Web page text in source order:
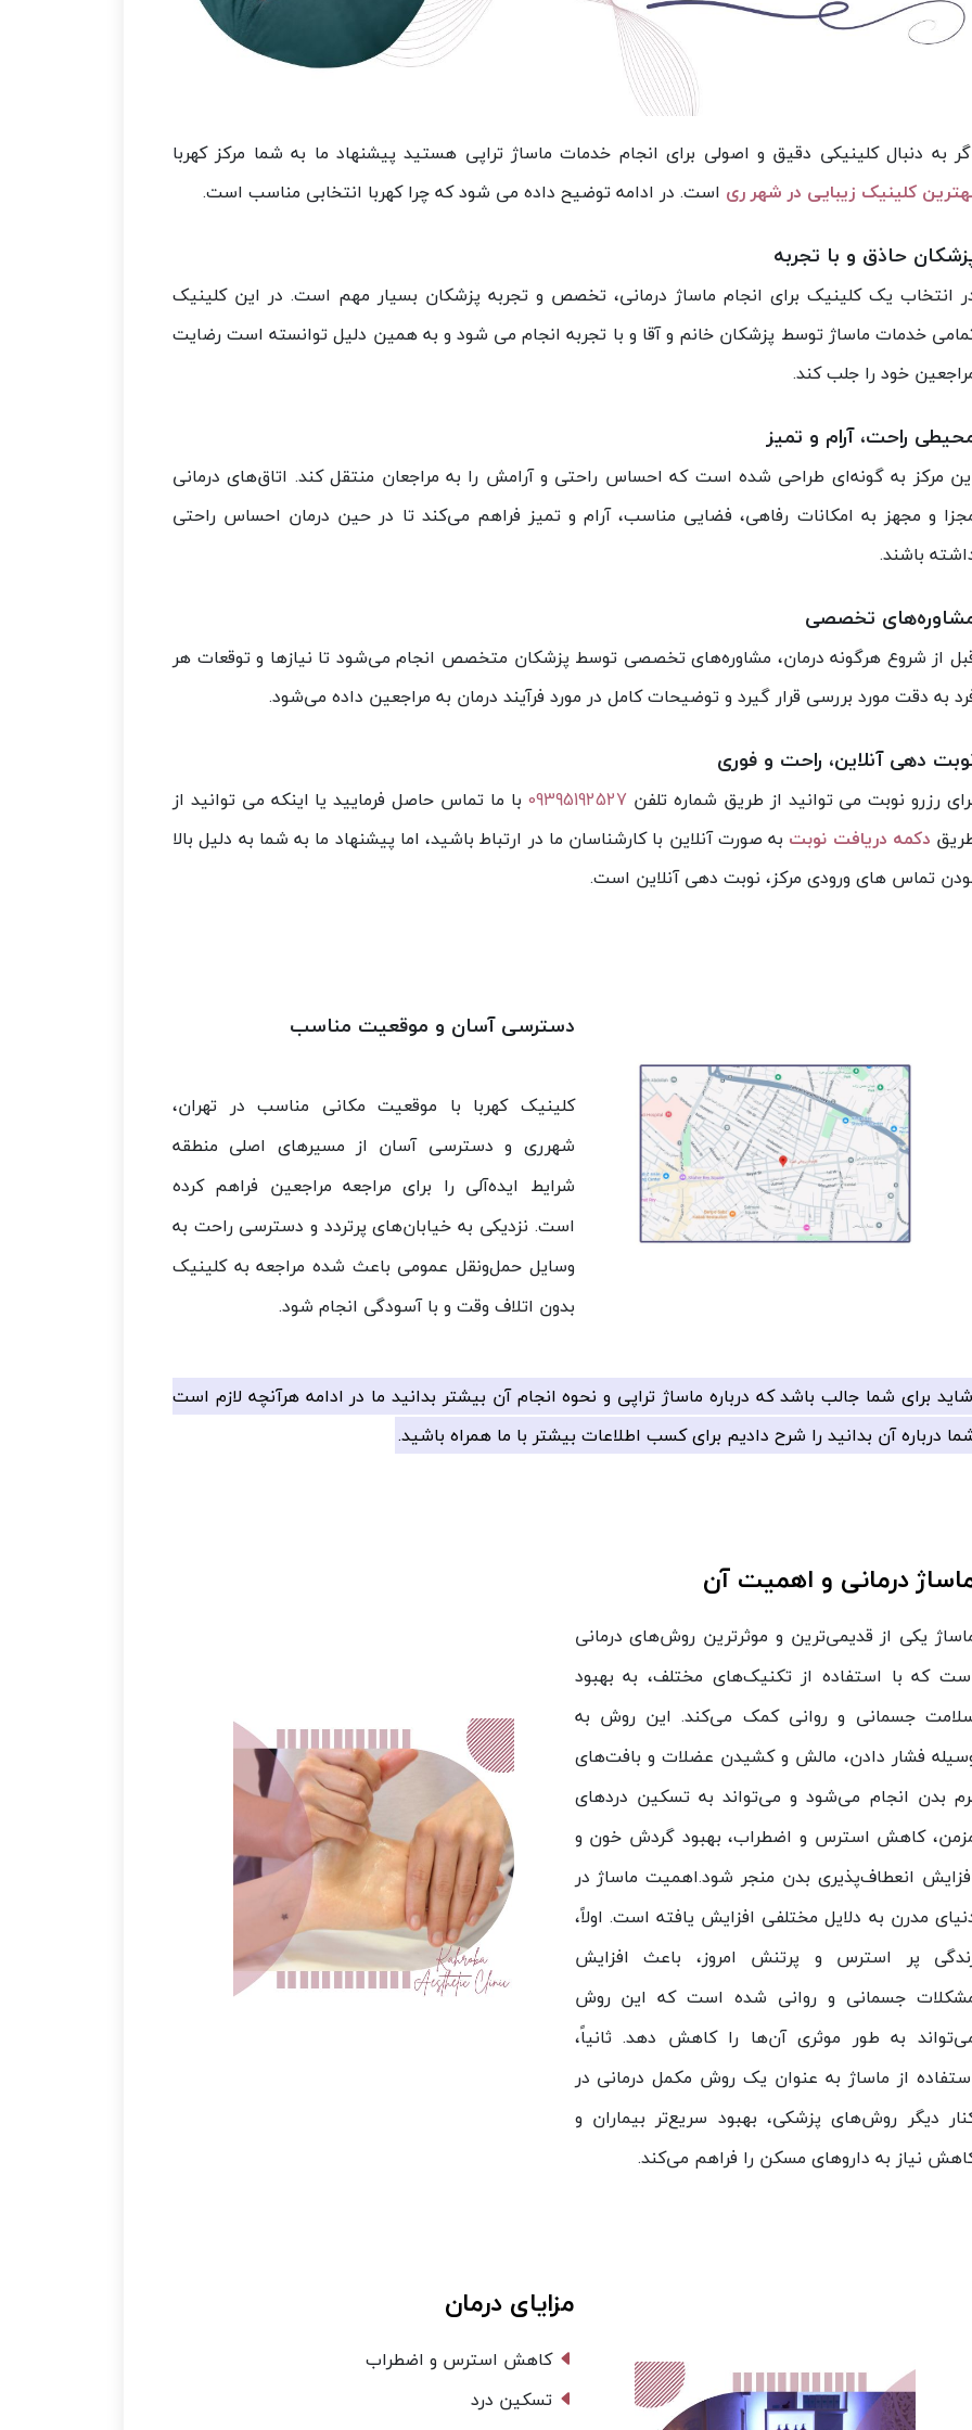
به دنبال کلینیکی دقیق و اصولی برای انجام خدمات ماساژ تراپی هستید پیشنهاد ما به شما مرکز کهربا
کلینیک زیبایی در شهر ری است. در ادامه توضیح داده می شود که چرا کهربا انتخابی مناسب است.
حاذق و با تجربه
انتخاب یک کلینیک برای انجام ماساژ درمانی، تخصص و تجربه پزشکان بسیار مهم است. در این کلینیک
خدمات ماساژ توسط پزشکان خانم و آقا و با تجربه انجام می شود و به همین دلیل توانسته است رضایت
خود را جلب کند.
راحت، آرام و تمیز
مرکز به گونه‌ای طراحی شده است که احساس راحتی و آرامش را به مراجعان منتقل کند. اتاق‌های درمانی
و مجهز به امکانات رفاهی، فضایی مناسب، آرام و تمیز فراهم می‌کند تا در حین درمان احساس راحتی
باشند.
تخصصی
از شروع هرگونه درمان، مشاوره‌های تخصصی توسط پزشکان متخصص انجام می‌شود تا نیازها و توقعات هر
به دقت مورد بررسی قرار گیرد و توضیحات کامل در مورد فرآیند درمان به مراجعین داده می‌شود.
دهی آنلاین، راحت و فوری
رزرو نوبت می توانید از طریق شماره تلفن 09395192527 با ما تماس حاصل فرمایید یا اینکه می توانید از
دکمه دریافت نوبت به صورت آنلاین با کارشناسان ما در ارتباط باشید، اما پیشنهاد ما به شما به دلیل بالا
تماس های ورودی مرکز، نوبت دهی آنلاین است.
دسترسی آسان و موقعیت مناسب
کلینیک کهربا با موقعیت مکانی مناسب در تهران،
شهرری و دسترسی آسان از مسیرهای اصلی منطقه
شرایط ایده‌آلی را برای مراجعه مراجعین فراهم کرده
است. نزدیکی به خیابان‌های پرتردد و دسترسی راحت به
وسایل حمل‌ونقل عمومی باعث شده مراجعه به کلینیک
بدون اتلاف وقت و با آسودگی انجام شود.
شاید برای شما جالب باشد که درباره ماساژ تراپی و نحوه انجام آن بیشتر بدانید ما در ادامه هرآنچه لازم است
درباره آن بدانید را شرح دادیم برای کسب اطلاعات بیشتر با ما همراه باشید.
درمانی و اهمیت آن
یکی از قدیمی‌ترین و موثرترین روش‌های درمانی
که با استفاده از تکنیک‌های مختلف، به بهبود
جسمانی و روانی کمک می‌کند. این روش به
فشار دادن، مالش و کشیدن عضلات و بافت‌های
بدن انجام می‌شود و می‌تواند به تسکین دردهای
کاهش استرس و اضطراب، بهبود گردش خون و
انعطاف‌پذیری بدن منجر شود.اهمیت ماساژ در
مدرن به دلایل مختلفی افزایش یافته است. اولاً،
پر استرس و پرتنش امروز، باعث افزایش
جسمانی و روانی شده است که این روش
به طور موثری آن‌ها را کاهش دهد. ثانیاً،
از ماساژ به عنوان یک روش مکمل درمانی در
دیگر روش‌های پزشکی، بهبود سریع‌تر بیماران و
نیاز به داروهای مسکن را فراهم می‌کند.
مزایای درمان
کاهش استرس و اضطراب
تسکین درد